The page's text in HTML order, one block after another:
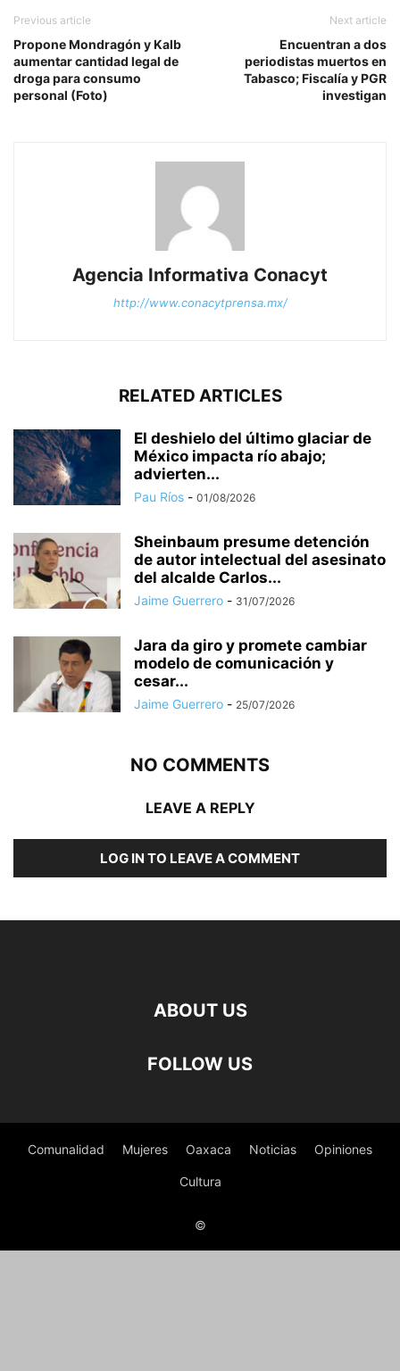
Previous article
Propone Mondragón y Kalb
aumentar cantidad legal de
droga para consumo
personal (Foto)
Next article
Encuentran a dos
periodistas muertos en
Tabasco; Fiscalía y PGR
investigan
Agencia Informativa Conacyt
http://www.conacytprensa.mx/
RELATED ARTICLES
El deshielo del último glaciar de
México impacta río abajo;
advierten...
Pau Ríos - 01/08/2026
Sheinbaum presume detención
de autor intelectual del asesinato
del alcalde Carlos...
Jaime Guerrero - 31/07/2026
Jara da giro y promete cambiar
modelo de comunicación y
cesar...
Jaime Guerrero - 25/07/2026
NO COMMENTS
LEAVE A REPLY
LOG IN TO LEAVE A COMMENT
ABOUT US
FOLLOW US
Comunalidad Mujeres Oaxaca Noticias Opiniones
Cultura
©